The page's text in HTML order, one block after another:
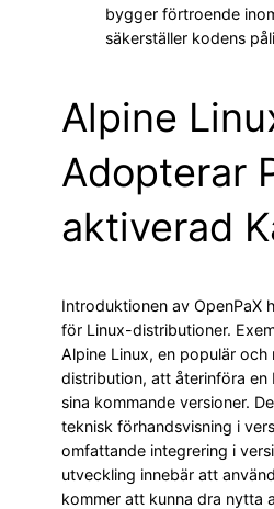
bygger förtroende
säkerställer kodens
Alpine
Adopterar
aktiverad
Introduktionen av OpenPaX
för Linux-distributioner.
Alpine Linux, en populär och
distribution, att återinföra en
sina kommande versioner.
teknisk förhandsvisning i
omfattande integrering i
utveckling innebär att
kommer att kunna dra nytta